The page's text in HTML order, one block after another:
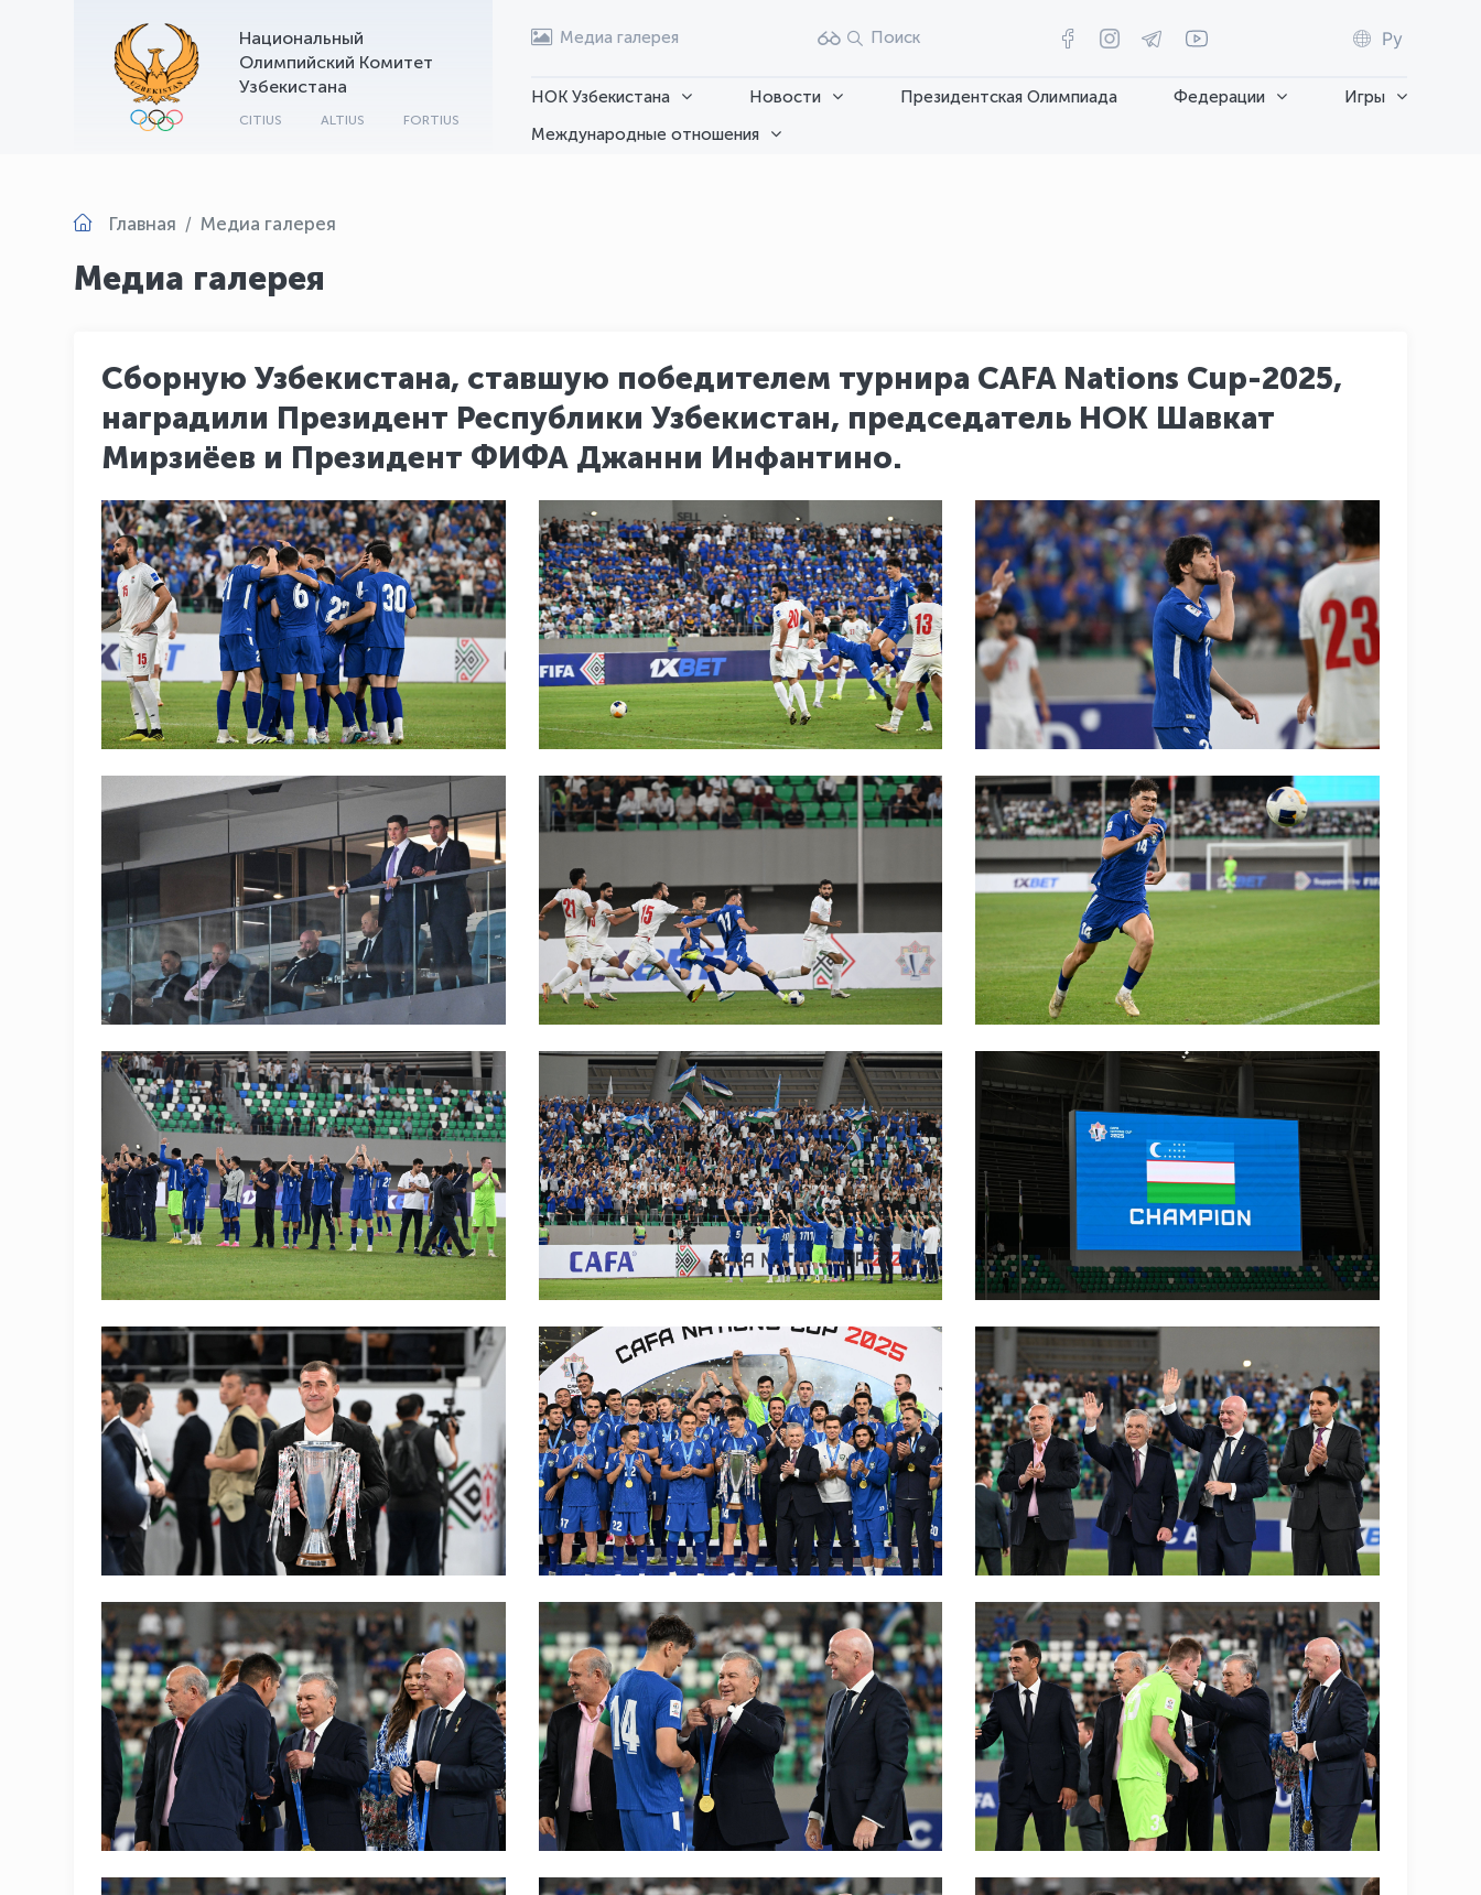
Национальный
Олимпийский Комитет
Узбекистана
CITIUS ALTIUS FORTIUS
Медиа галерея Поиск Ру
НОК Узбекистана Новости Президентская Олимпиада Федерации
Игры
Международные отношения
Главная Медиа галерея
Медиа галерея
Сборную Узбекистана, ставшую победителем турнира CAFA Nations Cup-2025,
наградили Президент Республики Узбекистан, председатель НОК Шавкат
Мирзиёев и Президент ФИФА Джанни Инфантино.